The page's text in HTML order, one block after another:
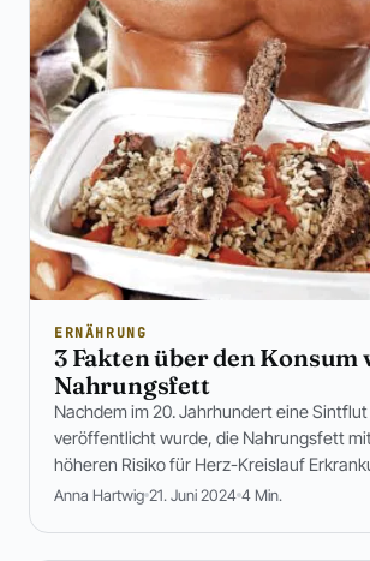
ERNÄHRUNG
3 Fakten über den Konsum
Nahrungsfett
Nachdem im 20. Jahrhundert eine
veröffentlicht wurde, die Nahrungsfett
höheren Risiko für Herz-Kreislauf
Anna Hartwig 21. Juni 2024 4 Min.